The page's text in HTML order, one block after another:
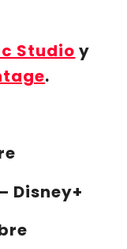
Studio y
.
Disney+